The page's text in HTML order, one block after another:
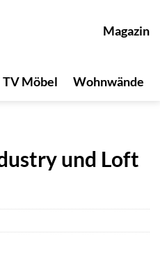
Magazin
TV Möbel Wohnwände
und Loft